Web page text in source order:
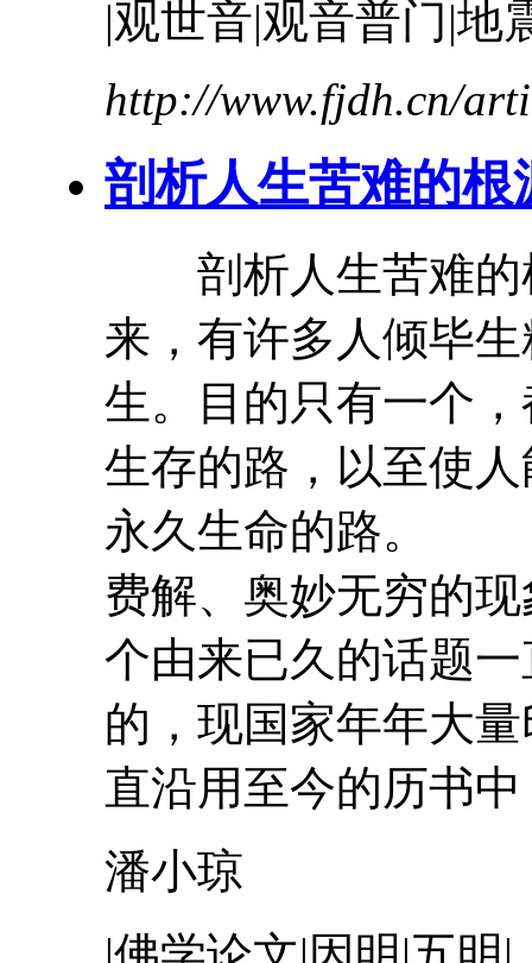
|观世音|观音普门|地
http://www.fjdh.cn/
剖析人生苦难的根
剖析人生苦难
来，有许多人倾毕
生。目的只有一个
生存的路，以至使
永久生命的路。
费解、奥妙无穷的
个由来已久的话题
的，现国家年年大
直沿用至今的历书
潘小琼